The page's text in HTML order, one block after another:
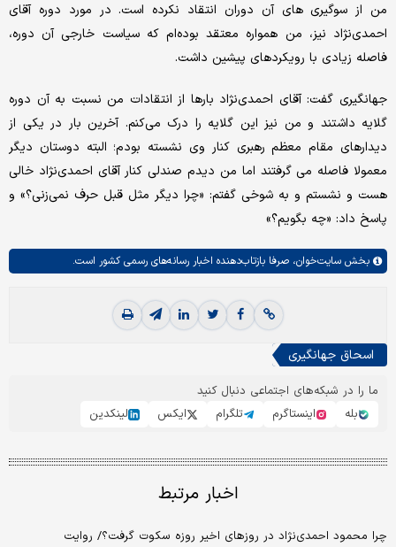
من از سوگیری های آن دوران انتقاد نکرده است. در مورد دوره آقای
احمدی‌نژاد نیز، من همواره معتقد بوده‌ام که سیاست خارجی آن دوره،
فاصله زیادی با رویکردهای پیشین داشت.
جهانگیری گفت: آقای احمدی‌نژاد بارها از انتقادات من نسبت به آن دوره
گلایه داشتند و من نیز این گلایه را درک می‌کنم. آخرین بار در یکی از
دیدارهای مقام معظم رهبری کنار وی نشسته بودم؛ البته دوستان دیگر
معمولا فاصله می گرفتند اما من دیدم صندلی کنار آقای احمدی‌نژاد خالی
هست و نشستم و به شوخی گفتم: «چرا دیگر مثل قبل حرف نمی‌زنی؟» و
پاسخ داد: «چه بگویم؟»
بخش سایت‌خوان، صرفا بازتاب‌دهنده اخبار رسانه‌های رسمی کشور است.
اسحاق جهانگیری
ما را در شبکه‌های اجتماعی دنبال کنید
بله
اینستاگرم تلگرام ایکس لینکدین
اخبار مرتبط
چرا محمود احمدی‌نژاد در روزهای اخیر روزه سکوت گرفت؟/ روایت